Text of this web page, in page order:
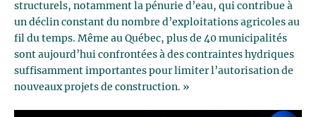
structurels, notamment la pénurie d’eau, qui contribue à
un déclin constant du nombre d’exploitations agricoles au
fil du temps. Même au Québec, plus de 40 municipalités
sont aujourd’hui confrontées à des contraintes hydriques
suffisamment importantes pour limiter l’autorisation de
nouveaux projets de construction. »